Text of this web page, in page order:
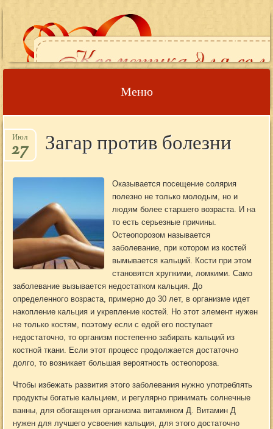
Меню
Загар против болезни
Июл
27
Оказывается посещение солярия
полезно не только молодым, но и
людям более старшего возраста. И на
то есть серьезные причины.
Остеопорозом называется
заболевание, при котором из костей
вымывается кальций. Кости при этом
становятся хрупкими, ломкими. Само
заболевание вызывается недостатком кальция. До
определенного возраста, примерно до 30 лет, в организме идет
накопление кальция и укрепление костей. Но этот элемент нужен
не только костям, поэтому если с едой его поступает
недостаточно, то организм постепенно забирать кальций из
костной ткани. Если этот процесс продолжается достаточно
долго, то возникает большая вероятность остеопороза.
Чтобы избежать развития этого заболевания нужно употреблять
продукты богатые кальцием, и регулярно принимать солнечные
ванны, для обогащения организма витамином Д. Витамин Д
нужен для лучшего усвоения кальция, для этого достаточно